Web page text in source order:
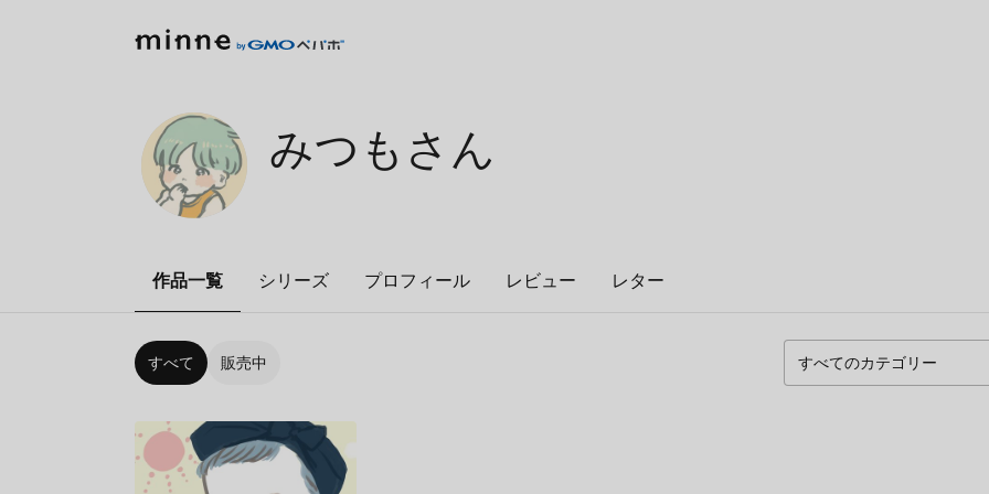
みつもさん
作品一覧 シリーズ プロフィール レビュー レター
すべて 販売中